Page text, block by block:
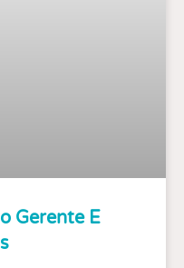
Gerente E